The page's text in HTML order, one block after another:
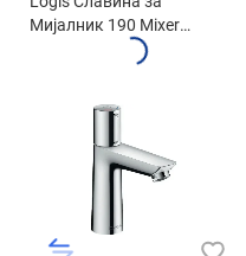
Мијалник 190 Mixer
Chrome 71090000